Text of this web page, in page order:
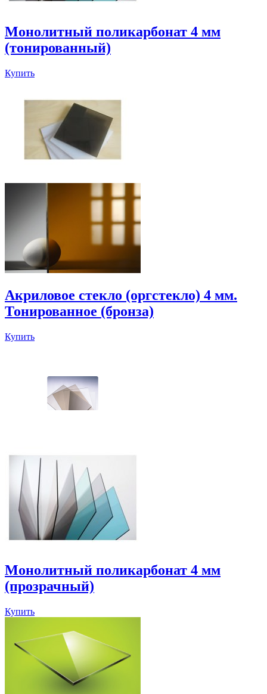
Монолитный поликарбонат 4 мм
(тонированный)
Купить
Акриловое стекло (оргстекло) 4 мм.
Тонированное (бронза)
Купить
Монолитный поликарбонат 4 мм
(прозрачный)
Купить